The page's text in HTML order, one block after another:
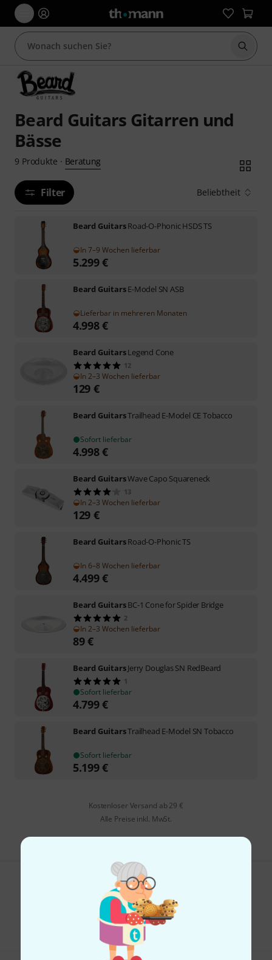
Suche
Beard Guitars Gitarren und
Bässe
9 Produkte · Beratung
Filter Beliebtheit
Beard GuitarsRoad-O-Phonic HSDS TS
In 7–9 Wochen lieferbar
5.299€
Beard GuitarsE-Model SN ASB
Lieferbar in mehreren Monaten
4.998€
Beard GuitarsLegend Cone
12
In 2–3 Wochen lieferbar
129 €
Beard GuitarsTrailhead E-Model CE Tobacco
Sofort lieferbar
4.998€
Beard GuitarsWave Capo Squareneck
13
In 2–3 Wochen lieferbar
129 €
Beard GuitarsRoad-O-Phonic TS
In 6–8 Wochen lieferbar
4.499€
Beard GuitarsBC-1 Cone for Spider Bridge
2
In 2–3 Wochen lieferbar
89€
Beard GuitarsJerry Douglas SN RedBeard
1
Sofort lieferbar
4.799€
Beard GuitarsTrailhead E-Model SN Tobacco
Sofort lieferbar
5.199€
Kostenloser Versand ab 29 €
Alle Preise inkl. MwSt.
Gefällt Ihnen, was Sie sehen?
Teilen Hilfe & Feedback